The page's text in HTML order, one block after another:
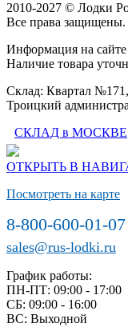
2010-2027 © Лодки
Все права защищены.
Информация на сайте
Наличие товара
Склад: Квартал
Троицкий
СКЛАД в МОСКВЕ
ОТКРЫТЬ В
Посмотреть на карте
8-800-600-01-07
sales@rus-lodki.ru
График работы:
ПН-ПТ: 09:00 - 17:00
СБ: 09:00 - 16:00
ВС: Выходной